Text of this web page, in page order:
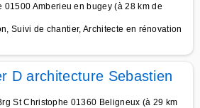
01500 Amberieu en bugey (à 28 km de
Suivi de chantier, Architecte en rénovation
D architecture Sebastien
St Christophe 01360 Beligneux (à 29 km